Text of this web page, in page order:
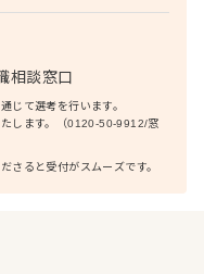
相談窓口
じて選考を行います。
します。（0120-50-9912/窓
さると受付がスムーズです。